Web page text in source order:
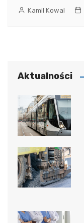
Kamil Kowal
Aktualności